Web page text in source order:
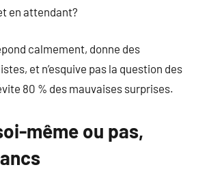
en attendant?
calmement, donne des
et n’esquive pas la question des
80 % des mauvaises surprises.
même ou pas,